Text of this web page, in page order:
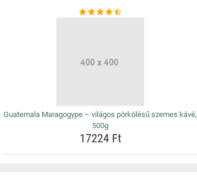
Guatemala Maragogype – világos pörkölésű szemes kávé,
500g
17224 Ft